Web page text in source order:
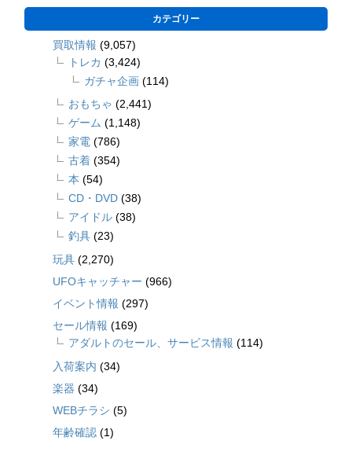
カテゴリー
買取情報 (9,057)
トレカ (3,424)
ガチャ企画 (114)
おもちゃ (2,441)
ゲーム (1,148)
家電 (786)
古着 (354)
本 (54)
CD・DVD (38)
アイドル (38)
釣具 (23)
玩具 (2,270)
UFOキャッチャー (966)
イベント情報 (297)
セール情報 (169)
アダルトのセール、サービス情報 (114)
入荷案内 (34)
楽器 (34)
WEBチラシ (5)
年齢確認 (1)